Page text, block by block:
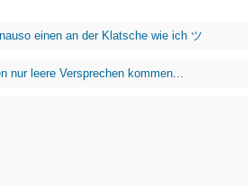
einen an der Klatsche wie ich ツ
nur leere Versprechen kommen...